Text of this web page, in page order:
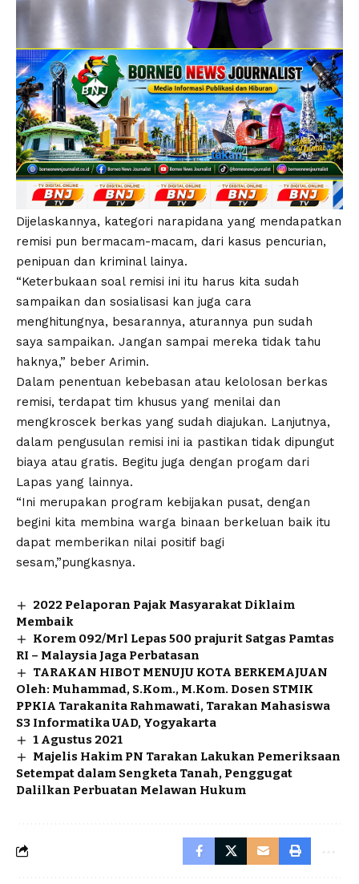
Dijelaskannya, kategori narapidana yang mendapatkan
remisi pun bermacam-macam, dari kasus pencurian,
penipuan dan kriminal lainya.
“Keterbukaan soal remisi ini itu harus kita sudah
sampaikan dan sosialisasi kan juga cara
menghitungnya, besarannya, aturannya pun sudah
saya sampaikan. Jangan sampai mereka tidak tahu
haknya,” beber Arimin.
Dalam penentuan kebebasan atau kelolosan berkas
remisi, terdapat tim khusus yang menilai dan
mengkroscek berkas yang sudah diajukan. Lanjutnya,
dalam pengusulan remisi ini ia pastikan tidak dipungut
biaya atau gratis. Begitu juga dengan progam dari
Lapas yang lainnya.
“Ini merupakan program kebijakan pusat, dengan
begini kita membina warga binaan berkeluan baik itu
dapat memberikan nilai positif bagi
sesam,”pungkasnya.
2022 Pelaporan Pajak Masyarakat Diklaim
Membaik
Korem 092/Mrl Lepas 500 prajurit Satgas Pamtas
RI – Malaysia Jaga Perbatasan
TARAKAN HIBOT MENUJU KOTA BERKEMAJUAN
Oleh: Muhammad, S.Kom., M.Kom. Dosen STMIK
PPKIA Tarakanita Rahmawati, Tarakan Mahasiswa
S3 Informatika UAD, Yogyakarta
1 Agustus 2021
Majelis Hakim PN Tarakan Lakukan Pemeriksaan
Setempat dalam Sengketa Tanah, Penggugat
Dalilkan Perbuatan Melawan Hukum